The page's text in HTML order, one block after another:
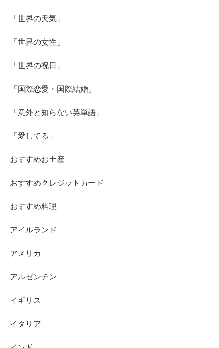
「世界の天気」
「世界の女性」
「世界の祝日」
「国際恋愛・国際結婚」
「意外と知らない英単語」
「愛してる」
おすすめお土産
おすすめクレジットカード
おすすめ料理
アイルランド
アメリカ
アルゼンチン
イギリス
イタリア